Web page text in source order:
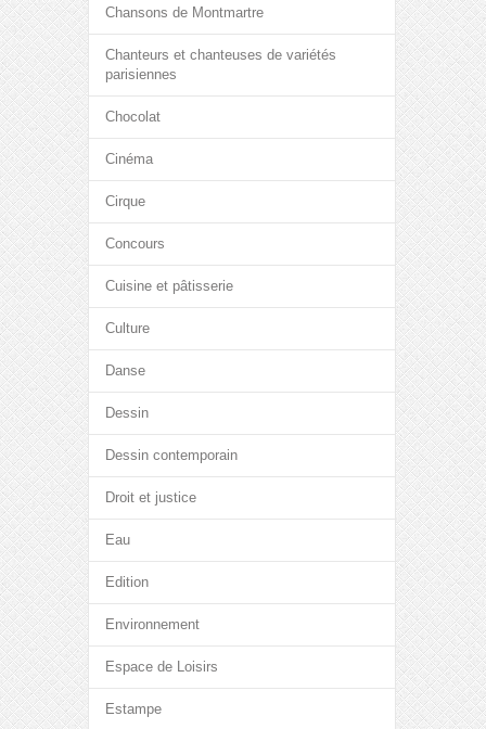
Chansons de Montmartre
Chanteurs et chanteuses de variétés
parisiennes
Chocolat
Cinéma
Cirque
Concours
Cuisine et pâtisserie
Culture
Danse
Dessin
Dessin contemporain
Droit et justice
Eau
Edition
Environnement
Espace de Loisirs
Estampe